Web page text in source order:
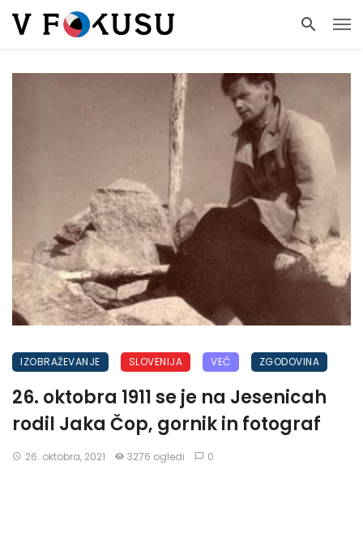
IZOBRAŽEVANJE SLOVENIJA VEČ ZGODOVINA
26. oktobra 1911 se je na Jesenicah
rodil Jaka Čop, gornik in fotograf
26. oktobra, 2021 3276 ogledi 0